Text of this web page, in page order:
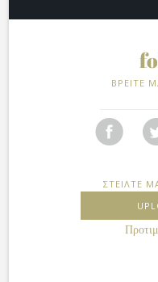
ΒΡΕΙΤΕ
ΣΤΕΙΛΤΕ